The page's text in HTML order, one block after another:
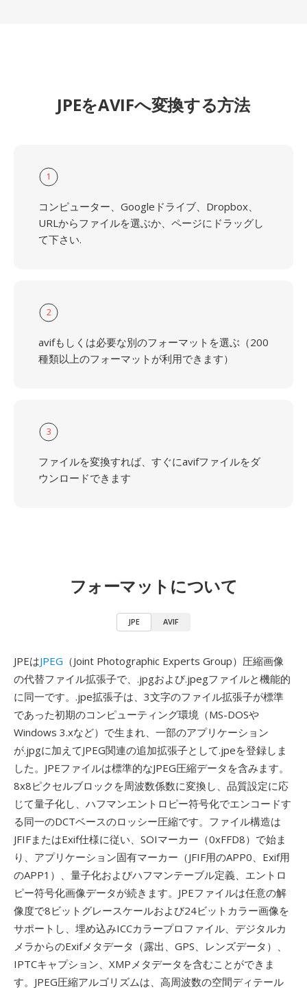
JPEをAVIFへ変換する方法
1
コンピューター、Googleドライブ、Dropbox、
URLからファイルを選ぶか、ページにドラッグし
て下さい.
2
avifもしくは必要な別のフォーマットを選ぶ（200
種類以上のフォーマットが利用できます）
3
ファイルを変換すれば、すぐにavifファイルをダ
ウンロードできます
フォーマットについて
JPE AVIF
JPEはJPEG （Joint Photographic Experts Group）圧縮画像
の代替ファイル拡張子で、.jpgおよび.jpegファイルと機能的
に同一です。.jpe拡張子は、3文字のファイル拡張子が標準
であった初期のコンピューティング環境（MS-DOSや
Windows 3.xなど）で生まれ、一部のアプリケーション
が.jpgに加えてJPEG関連の追加拡張子として.jpeを登録しま
した。JPEファイルは標準的なJPEG圧縮データを含みます。
8x8ピクセルブロックを周波数係数に変換し、品質設定に応
じて量子化し、ハフマンエントロピー符号化でエンコードす
る同一のDCTベースのロッシー圧縮です。ファイル構造は
JFIFまたはExif仕様に従い、SOIマーカー（0xFFD8）で始ま
り、アプリケーション固有マーカー（JFIF用のAPP0、Exif用
のAPP1）、量子化およびハフマンテーブル定義、エントロ
ピー符号化画像データが続きます。JPEファイルは任意の解
像度で8ビットグレースケールおよび24ビットカラー画像を
サポートし、埋め込みICCカラープロファイル、デジタルカ
メラからのExifメタデータ（露出、GPS、レンズデータ）、
IPTCキャプション、XMPメタデータを含むことができま
す。JPEG圧縮アルゴリズムは、高周波数の空間ディテール